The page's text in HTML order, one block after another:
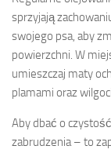
sprzyjają
swojego psa, aby
powierzchni. W
umieszczaj maty
plamami oraz
Aby dbać o
zabrudzenia – to